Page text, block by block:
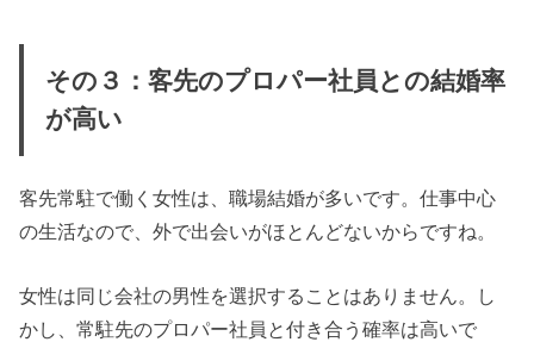
その３：客先のプロパー社員との結婚率
が高い
客先常駐で働く女性は、職場結婚が多いです。仕事中心
の生活なので、外で出会いがほとんどないからですね。
女性は同じ会社の男性を選択することはありません。し
かし、常駐先のプロパー社員と付き合う確率は高いで